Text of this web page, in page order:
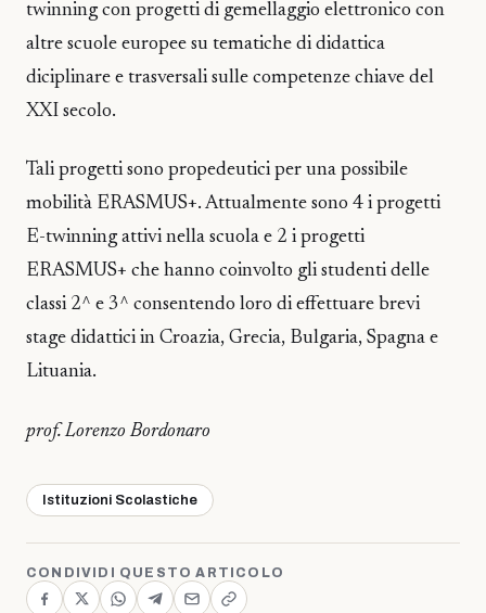
twinning con progetti di gemellaggio elettronico con
altre scuole europee su tematiche di didattica
diciplinare e trasversali sulle competenze chiave del
XXI secolo.
Tali progetti sono propedeutici per una possibile
mobilità ERASMUS+. Attualmente sono 4 i progetti
E-twinning attivi nella scuola e 2 i progetti
ERASMUS+ che hanno coinvolto gli studenti delle
classi 2^ e 3^ consentendo loro di effettuare brevi
stage didattici in Croazia, Grecia, Bulgaria, Spagna e
Lituania.
prof. Lorenzo Bordonaro
Istituzioni Scolastiche
CONDIVIDI QUESTO ARTICOLO